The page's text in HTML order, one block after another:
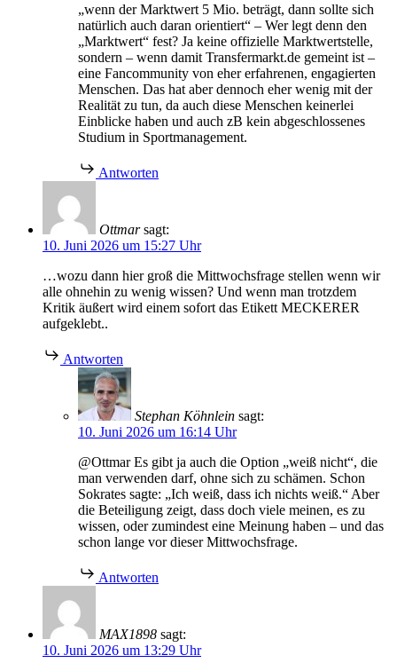
„wenn der Marktwert 5 Mio. beträgt, dann sollte sich
natürlich auch daran orientiert“ – Wer legt denn den
„Marktwert“ fest? Ja keine offizielle Marktwertstelle,
sondern – wenn damit Transfermarkt.de gemeint ist –
eine Fancommunity von eher erfahrenen, engagierten
Menschen. Das hat aber dennoch eher wenig mit der
Realität zu tun, da auch diese Menschen keinerlei
Einblicke haben und auch zB kein abgeschlossenes
Studium in Sportmanagement.
Antworten
Ottmar sagt:
10. Juni 2026 um 15:27 Uhr
…wozu dann hier groß die Mittwochsfrage stellen wenn wir
alle ohnehin zu wenig wissen? Und wenn man trotzdem
Kritik äußert wird einem sofort das Etikett MECKERER
aufgeklebt..
Antworten
Stephan Köhnlein sagt:
10. Juni 2026 um 16:14 Uhr
@Ottmar Es gibt ja auch die Option „weiß nicht“, die
man verwenden darf, ohne sich zu schämen. Schon
Sokrates sagte: „Ich weiß, dass ich nichts weiß.“ Aber
die Beteiligung zeigt, dass doch viele meinen, es zu
wissen, oder zumindest eine Meinung haben – und das
schon lange vor dieser Mittwochsfrage.
Antworten
MAX1898 sagt:
10. Juni 2026 um 13:29 Uhr